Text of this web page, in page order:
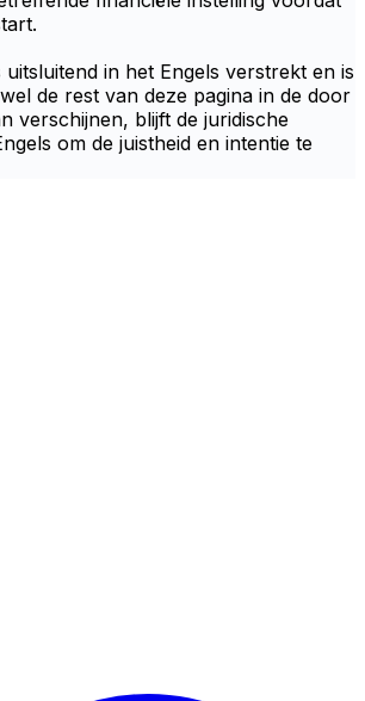
uitsluitend in het Engels verstrekt en is
de rest van deze pagina in de door
verschijnen, blijft de juridische
om de juistheid en intentie te